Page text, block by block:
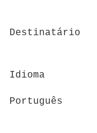
Destinatário
Idioma
Português